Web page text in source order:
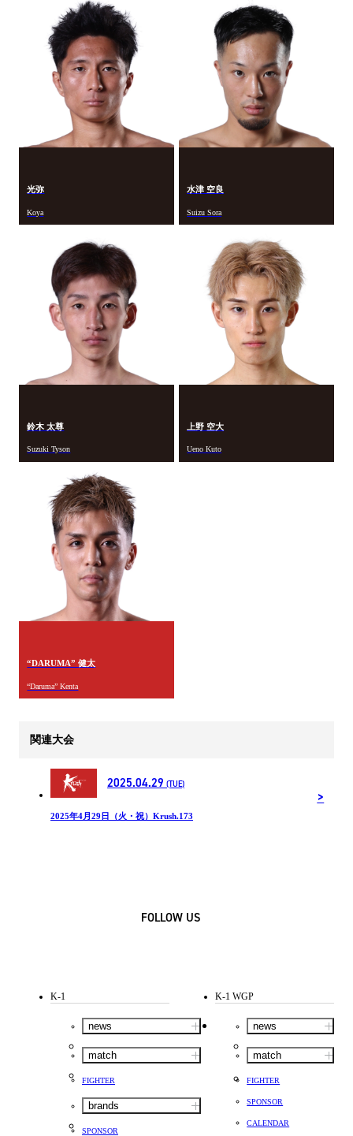
光弥
Koya
水津 空良
Suizu Sora
鈴木 太尊
Suzuki Tyson
上野 空大
Ueno Kuto
“DARUMA” 健太
“Daruma” Kenta
関連大会
2025.04.29 (TUE)
2025年4月29日（火・祝）Krush.173
FOLLOW US
K-1
news
match
FIGHTER
brands
SPONSOR
K-1 WGP
news
match
FIGHTER
SPONSOR
CALENDAR